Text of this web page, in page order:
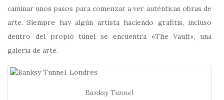
caminar unos pasos para comenzar a ver auténticas obras de
arte. Siempre hay algún artista haciendo grafitis, incluso
dentro del propio túnel se encuentra «The Vault», una
galería de arte.
Banksy Tunnel